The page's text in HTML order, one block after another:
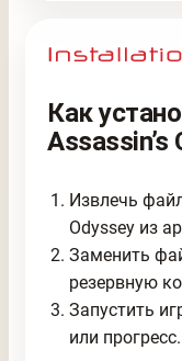
Как
Assassin’s
Извлечь
Odyssey из
Заменить
резервную
Запустить
или прогресс.